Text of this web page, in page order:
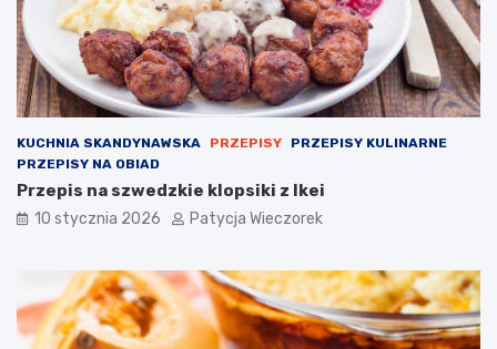
KUCHNIA SKANDYNAWSKA PRZEPISY
PRZEPISY KULINARNE
PRZEPISY NA OBIAD
Przepis na szwedzkie klopsiki z Ikei
10 stycznia 2026 Patycja Wieczorek